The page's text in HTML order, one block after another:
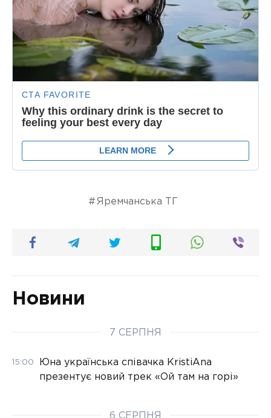
Яремчанська ТГ
Новини
7 СЕРПНЯ
15:00
Юна українська співачка KristiAna
презентує новий трек «Ой там на горі»
6 СЕРПНЯ